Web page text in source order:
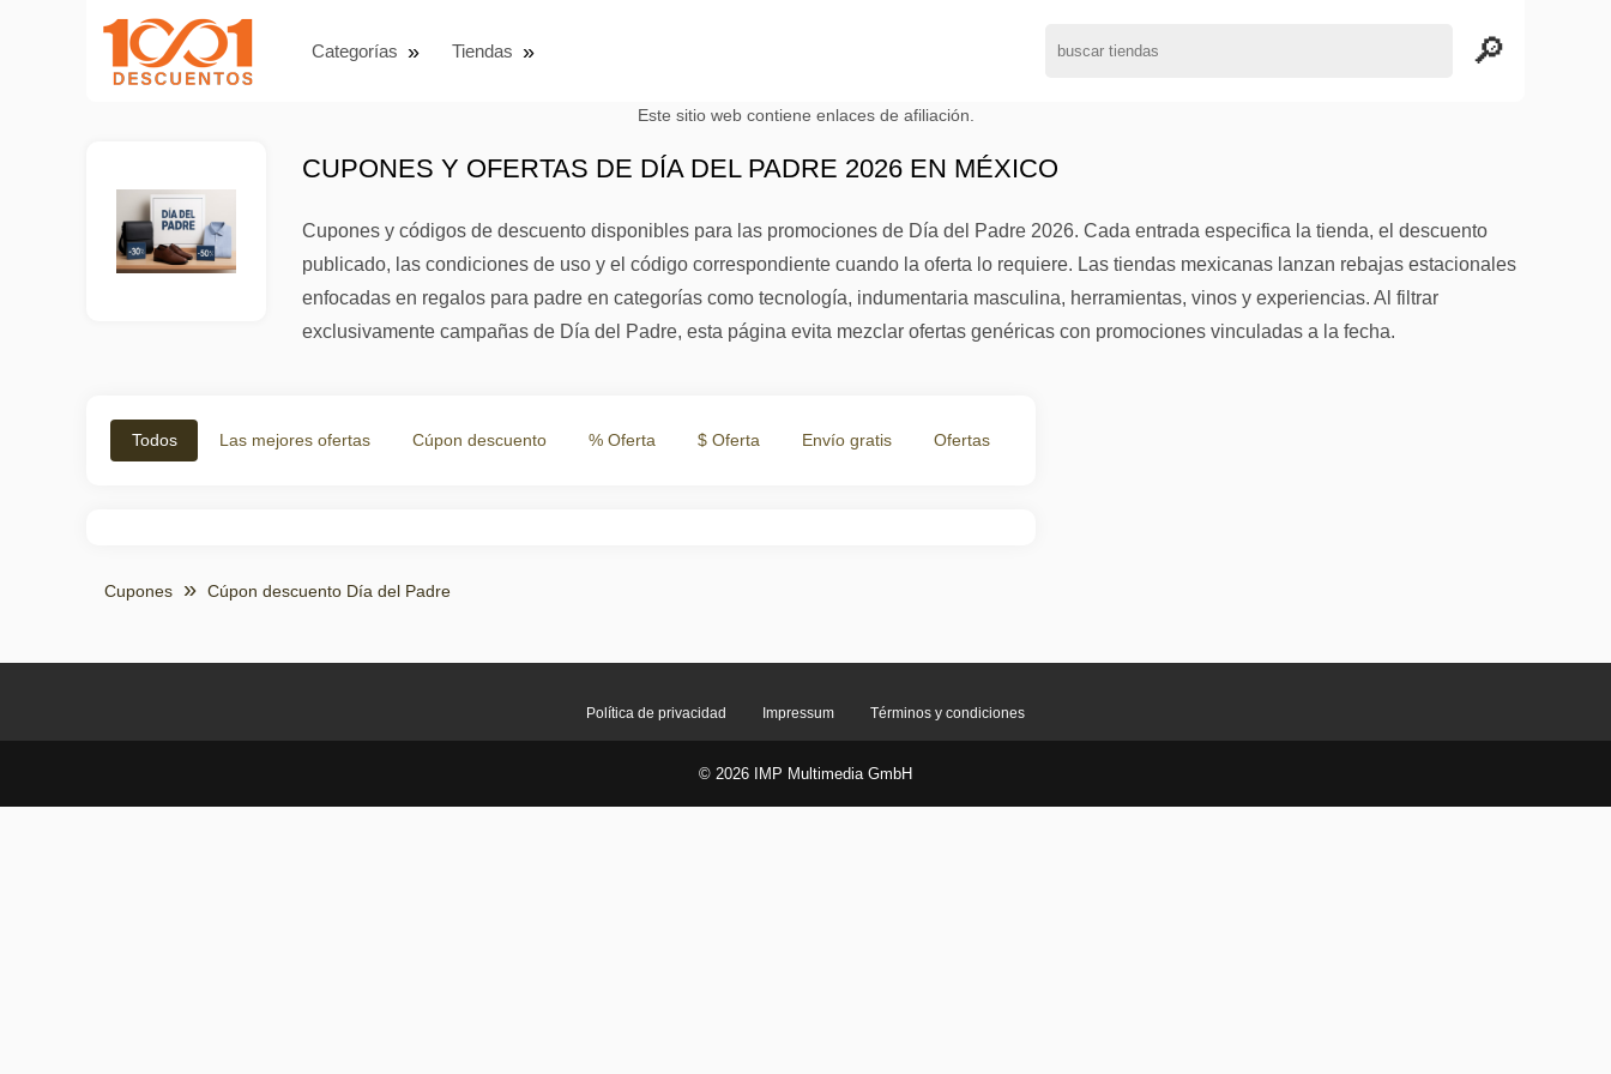
Categorías Tiendas
Este sitio web contiene enlaces de afiliación.
CUPONES Y OFERTAS DE DÍA DEL PADRE 2026 EN MÉXICO
Cupones y códigos de descuento disponibles para las promociones de Día del Padre 2026. Cada entrada especifica la tienda, el descuento
publicado, las condiciones de uso y el código correspondiente cuando la oferta lo requiere. Las tiendas mexicanas lanzan rebajas estacionales
enfocadas en regalos para padre en categorías como tecnología, indumentaria masculina, herramientas, vinos y experiencias. Al filtrar
exclusivamente campañas de Día del Padre, esta página evita mezclar ofertas genéricas con promociones vinculadas a la fecha.
Todos Las mejores ofertas Cúpon descuento % Oferta $ Oferta Envío gratis Ofertas
Cupones Cúpon descuento Día del Padre
Política de privacidad Impressum Términos y condiciones
© 2026 IMP Multimedia GmbH